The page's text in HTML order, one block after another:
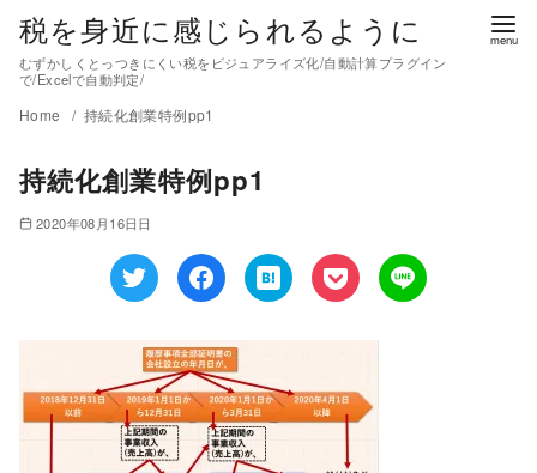
税を身近に感じられるように
むずかしくとっつきにくい税をビジュアライズ化/自動計算プラグイン
で/Excelで自動判定/
Home 持続化創業特例pp1
持続化創業特例pp1
2020年08月16日日